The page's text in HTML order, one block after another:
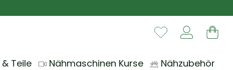
Du hast 0
Teile Nähmaschinen Kurse Nähzubehör